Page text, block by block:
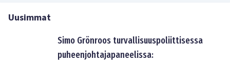
Uusimmat
Simo Grönroos turvallisuuspoliittisessa
puheenjohtajapaneelissa: